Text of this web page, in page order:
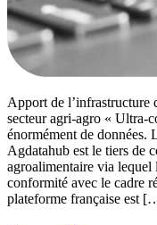
Apport de l’infrastructure
secteur agri-agro « Ultra-
énormément de données.
Agdatahub est le tiers de
agroalimentaire via lequel
conformité avec le cadre
plateforme française est